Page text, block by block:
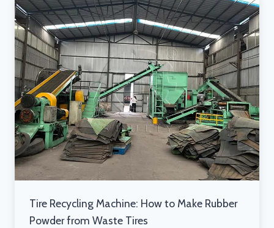
Tire Recycling Machine: How to Make Rubber
Powder from Waste Tires